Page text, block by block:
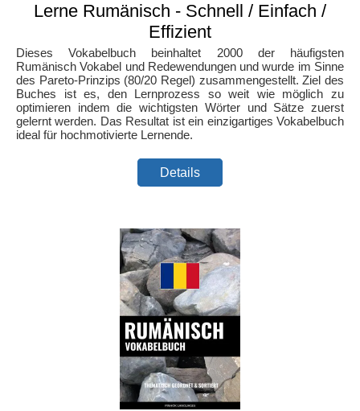
Lerne Rumänisch - Schnell / Einfach /
Effizient
Dieses Vokabelbuch beinhaltet 2000 der häufigsten
Rumänisch Vokabel und Redewendungen und wurde im Sinne
des Pareto-Prinzips (80/20 Regel) zusammengestellt. Ziel des
Buches ist es, den Lernprozess so weit wie möglich zu
optimieren indem die wichtigsten Wörter und Sätze zuerst
gelernt werden. Das Resultat ist ein einzigartiges Vokabelbuch
ideal für hochmotivierte Lernende.
Details